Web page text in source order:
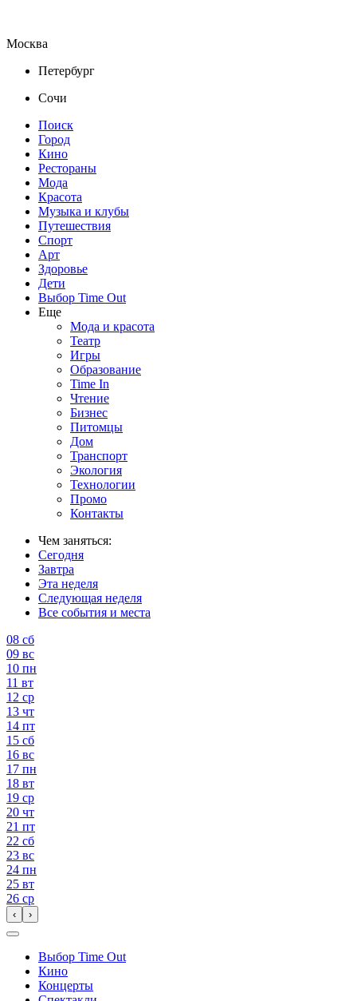
Москва
Петербург
Сочи
Поиск
Город
Кино
Рестораны
Мода
Красота
Музыка и клубы
Путешествия
Спорт
Арт
Здоровье
Дети
Выбор Time Out
Еще
Мода и красота
Театр
Игры
Образование
Time In
Чтение
Бизнес
Питомцы
Дом
Транспорт
Экология
Технологии
Промо
Контакты
Чем заняться:
Сегодня
Завтра
Эта неделя
Следующая неделя
Все события и места
08 сб
09 вс
10 пн
11 вт
12 ср
13 чт
14 пт
15 сб
16 вс
17 пн
18 вт
19 ср
20 чт
21 пт
22 сб
23 вс
24 пн
25 вт
26 ср
‹ ›
Выбор Time Out
Кино
Концерты